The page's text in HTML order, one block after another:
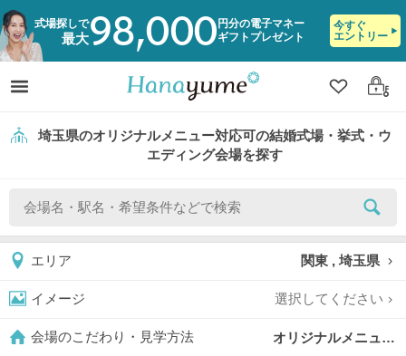
式場探しで
最大98,000 円分の電子マネー
ギフトプレゼント
今すぐ
エントリー
クリップ
ログ
埼玉県のオリジナルメニュー対応可の結婚式場・挙式・ウ
エディング会場を探す
エリア 関東 , 埼玉県
イメージ 選択してください
会場のこだわり・見学方法 オリジナルメニュー対応可,